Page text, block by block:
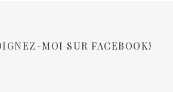
MOI SUR FACEBOOK!